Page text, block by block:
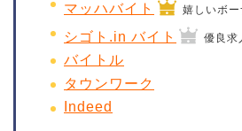
マッハバイト 嬉しいボー
シゴト.in バイト 優良求
バイトル
タウンワーク
Indeed